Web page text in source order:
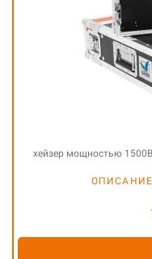
хейзер мощностью